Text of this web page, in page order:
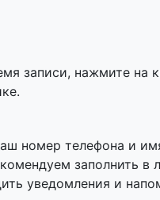
записи, нажмите на
номер телефона и
заполнить в
уведомления и